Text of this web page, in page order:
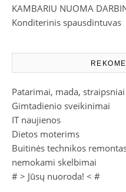
KAMBARIU NUOMA
Konditerinis spausdintuvas
Patarimai, mada, straipsniai
Gimtadienio sveikinimai
IT naujienos
Dietos moterims
Buitinės technikos
nemokami skelbimai
# > Jūsų nuoroda! < #